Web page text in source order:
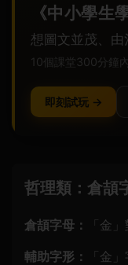
《中小學生
想圖文並茂、由
10個課堂300分鐘
即刻試玩 →
哲理類：倉頡
倉頡字母：
「金
輔助字形：
「金